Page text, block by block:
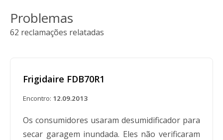
Problemas
62 reclamações relatadas
Frigidaire FDB70R1
Encontro: 12.09.2013
Os consumidores usaram desumidificador para
secar garagem inundada. Eles não verificaram